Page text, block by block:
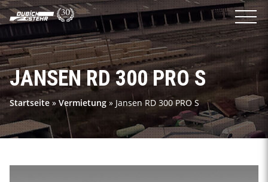
JANSEN RD 300 PRO S
Startseite» Vermietung » Jansen RD 300 PRO S